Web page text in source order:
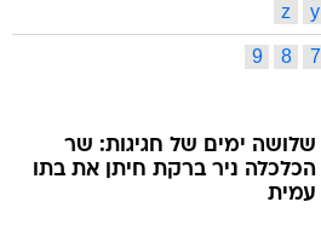
y
z
7
8
9
שלושה ימים של חגיגות: שר
הכלכלה ניר ברקת חיתן את בתו
עמית